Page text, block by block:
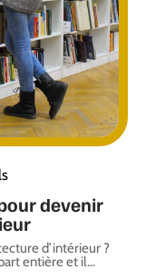
devenir
d’intérieur ?
entière et il…